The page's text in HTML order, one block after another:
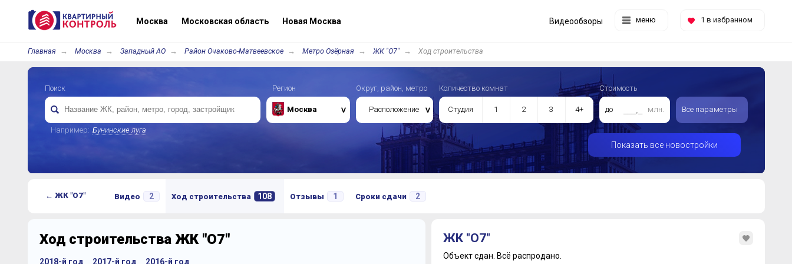
Москва Московская область Новая Москва меню 1 в избранном
Видеообзоры
Главная Москва Западный АО Район Очаково-Матвеевское Метро Озёрная ЖК "О7" Ход строительства
Поиск
Например: Бунинские луга
Регион
Москва
Округ, район, метро
Расположение
Количество комнат
Студия 1 2 3 4+
Стоимость
до млн. Все параметры
Показать все новостройки
← ЖК "О7" Видео 2 Ход строительства 108 Отзывы 1 Сроки сдачи 2
Ход строительства ЖК "О7"
2018-й год 2017-й год 2016-й год
ЖК "О7"
Объект сдан. Всё распродано.